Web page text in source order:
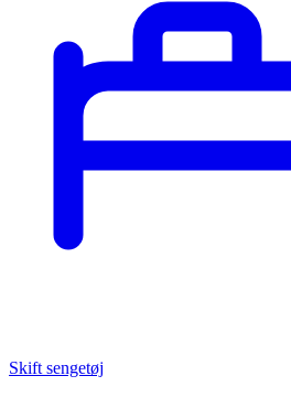
Skift sengetøj